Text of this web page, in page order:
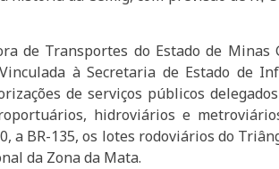
de Transportes do Estado de Minas
à Secretaria de Estado de
de serviços públicos
hidroviários e
a BR-135, os lotes rodoviários do
da Zona da Mata.